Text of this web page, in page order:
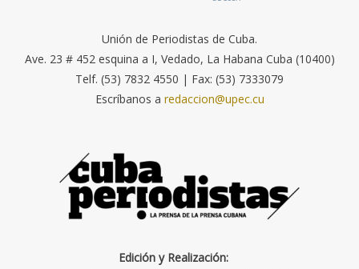
Unión de Periodistas de Cuba.
Ave. 23 # 452 esquina a I, Vedado, La Habana Cuba (10400)
Telf. (53) 7832 4550 | Fax: (53) 7333079
Escríbanos a redaccion@upec.cu
Edición y Realización: